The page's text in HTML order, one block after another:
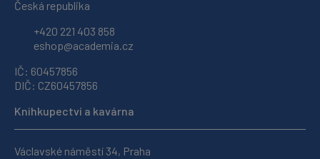
Česká republika
+420 221 403 858
eshop@academia.cz
IČ: 60457856
DIČ: CZ60457856
Knihkupectví a kavárna
Václavské náměstí 34, Praha